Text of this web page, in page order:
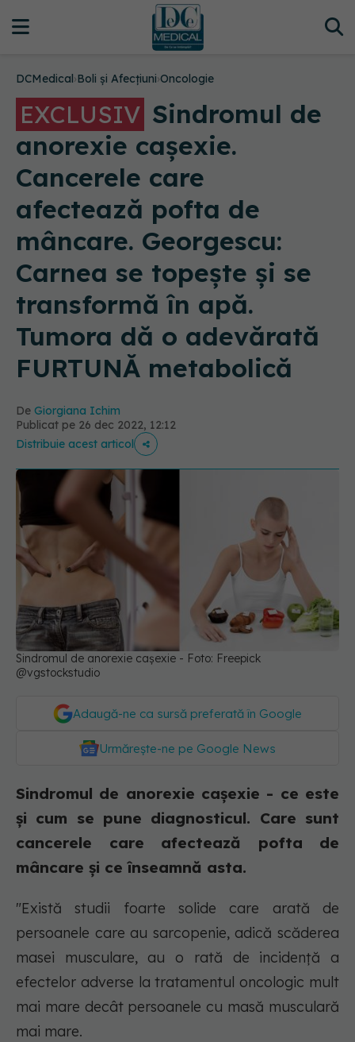
DCMedical›Boli și Afecțiuni›Oncologie
EXCLUSIV Sindromul de
anorexie cașexie.
Cancerele care
afectează pofta de
mâncare. Georgescu:
Carnea se topește și se
transformă în apă.
Tumora dă o adevărată
FURTUNĂ metabolică
De Giorgiana Ichim
Publicat pe 26 dec 2022, 12:12
Distribuie acest articol
Sindromul de anorexie cașexie - Foto: Freepick
@vgstockstudio
Adaugă-ne ca sursă preferată în Google
Urmărește-ne pe Google News
Sindromul de anorexie cașexie - ce este
și cum se pune diagnosticul. Care sunt
cancerele care afectează pofta de
mâncare și ce înseamnă asta.
"Există studii foarte solide care arată de
persoanele care au sarcopenie, adică scăderea
masei musculare, au o rată de incidență a
efectelor adverse la tratamentul oncologic mult
mai mare decât persoanele cu masă musculară
mai mare.